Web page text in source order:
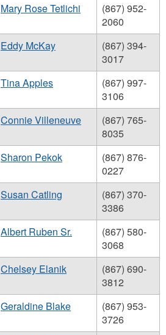
Mary Rose Tetlichi
(867) 952-
2060
Eddy McKay
(867) 394-
3017
Tina Apples
(867) 997-
3106
Connie Villeneuve
(867) 765-
8035
Sharon Pekok
(867) 876-
0227
Susan Catling
(867) 370-
3386
Albert Ruben Sr.
(867) 580-
3068
Chelsey Elanik
(867) 690-
3812
Geraldine Blake
(867) 953-
3726